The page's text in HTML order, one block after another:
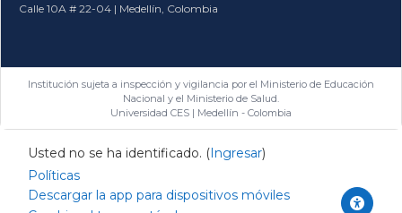
Calle 10A # 22-04 | Medellín, Colombia
Institución sujeta a inspección y vigilancia por el Ministerio de Educación
Nacional y el Ministerio de Salud.
Universidad CES | Medellín - Colombia
Usted no se ha identificado. ( Ingresar)
Políticas
Descargar la app para dispositivos móviles